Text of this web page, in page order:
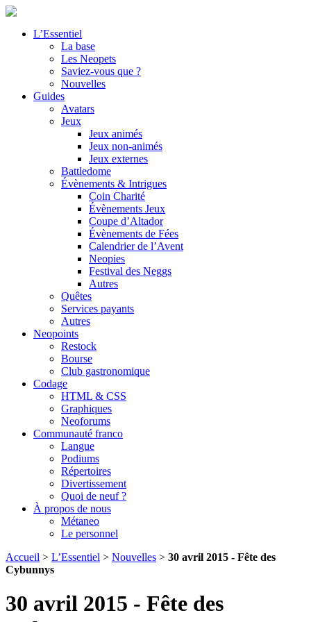
L’Essentiel
La base
Les Neopets
Saviez-vous que ?
Nouvelles
Guides
Avatars
Jeux
Jeux animés
Jeux non-animés
Jeux externes
Battledome
Évènements & Intrigues
Coin Charité
Évènements Jeux
Coupe d’Altador
Évènements de Fées
Calendrier de l’Avent
Neopies
Festival des Neggs
Autres
Quêtes
Services payants
Autres
Neopoints
Restock
Bourse
Club gastronomique
Codage
HTML & CSS
Graphiques
Neoforums
Communauté franco
Langue
Podiums
Répertoires
Divertissement
Quoi de neuf ?
À propos de nous
Métaneo
Le personnel
Accueil > L’Essentiel > Nouvelles > 30 avril 2015 - Fête des
Cybunnys
30 avril 2015 - Fête des